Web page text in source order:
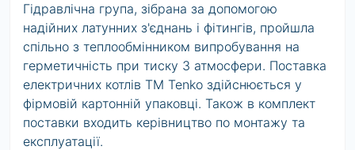
Гідравлічна група, зібрана за допомогою
надійних латунних з'єднань і фітингів, пройшла
спільно з теплообмінником випробування на
герметичність при тиску 3 атмосфери. Поставка
електричних котлів ТМ Tenko здійснюється у
фірмовій картонній упаковці. Також в комплект
поставки входить керівництво по монтажу та
експлуатації.